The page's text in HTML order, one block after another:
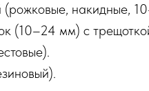
(рожковые, накидные,
(10–24 мм) с